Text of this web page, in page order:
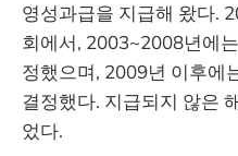
영성과급을 지급해 왔다.
회에서, 2003~2008년에
정했으며, 2009년 이후에
결정했다. 지급되지 않은
었다.